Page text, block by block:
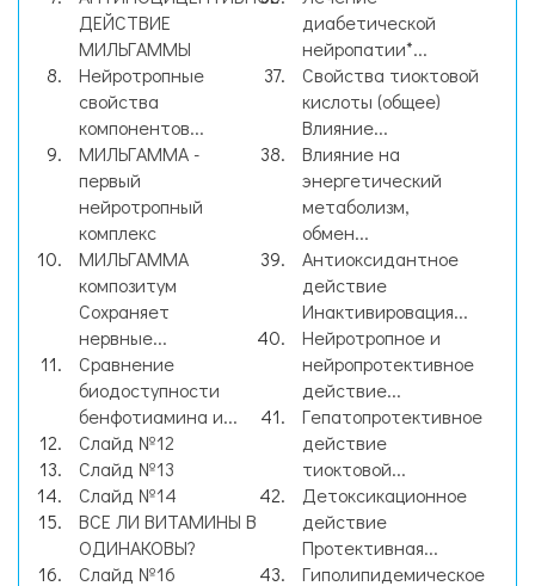
ДЕЙСТВИЕ
МИЛЬГАММЫ
Нейротропные
свойства
компонентов...
МИЛЬГАММА -
первый
нейротропный
комплекс
МИЛЬГАММА
композитум
Сохраняет
нервные...
Сравнение
биодоступности
бенфотиамина и...
Слайд №12
Слайд №13
Слайд №14
ВСЕ ЛИ ВИТАМИНЫ В
ОДИНАКОВЫ?
Слайд №16
диабетической
нейропатии*...
Свойства тиоктовой
кислоты (общее)
Влияние...
Влияние на
энергетический
метаболизм,
обмен...
Антиоксидантное
действие
Инактивировация...
Нейротропное и
нейропротективное
действие...
Гепатопротективное
действие
тиоктовой...
Детоксикационное
действие
Протективная...
Гиполипидемическое